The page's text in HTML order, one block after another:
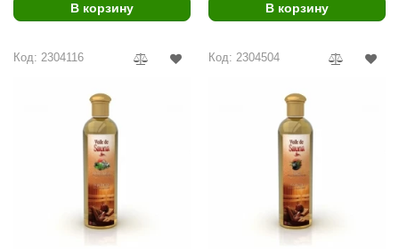
В корзину В корзину
Код: 2304116 Код: 2304504